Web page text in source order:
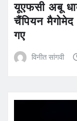
यूएफसी अबू
चैंपियन
गए
विनीत सांगवी